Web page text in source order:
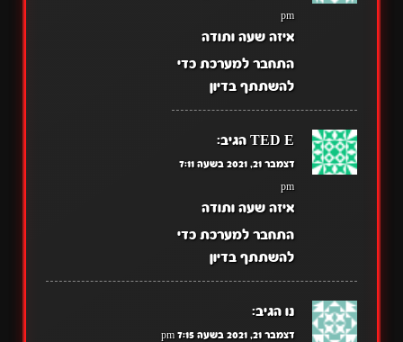
pm
איזה שעה ותודה
התחבר למערכת כדי
להשתתף בדיון
TED E הגיב:
דצמבר 21, 2021 בשעה 7:11
pm
איזה שעה ותודה
התחבר למערכת כדי
להשתתף בדיון
נו הגיב:
דצמבר 21, 2021 בשעה 7:15 pm